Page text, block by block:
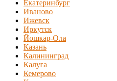
Екатеринбург
Иваново
Ижевск
Иркутск
Йошкар-Ола
Казань
Калининград
Калуга
Кемерово